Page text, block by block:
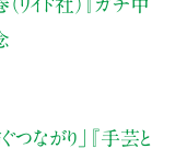
リイド社）
『ガチ中
つながり」
『手芸と